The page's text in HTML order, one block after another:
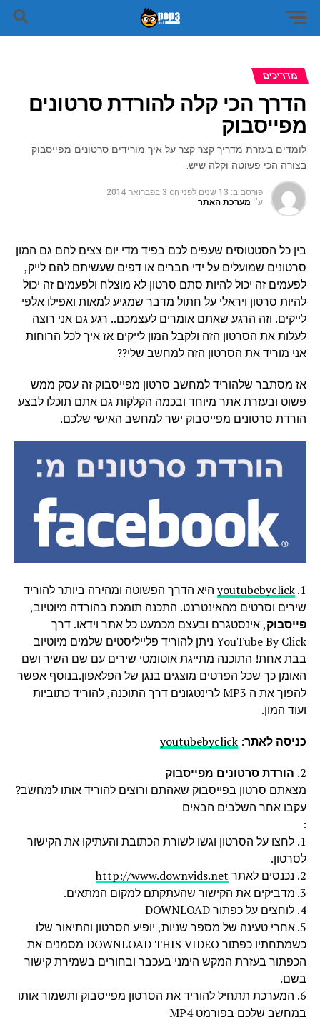
מדריכים
הדרך הכי קלה להורדת סרטונים
מפייסבוק
לומדים בעזרת מדריך קצר קצר על איך מורידים סרטונים מפייסבוק
בצורה הכי פשוטה וקלה שיש.
פורסם ב: 13 שנים לפני on 3 בפברואר 2014
ע"י מערכת האתר
בין כל הסטטוסים שעפים לכם בפיד מדי יום צצים להם גם המון
סרטונים שמועלים על ידי חברים או דפים שעשיתם להם לייק,
לפעמים זה יכול להיות סתם סרטון לא מוצלח ולפעמים זה יכול
להיות סרטון ויראלי על חתול מדבר שמגיע למאות ואפילו אלפי
לייקים. וזה הרגע שאתם אומרים לעצמכם.. רגע גם אני רוצה
לעלות את הסרטון הזה ולקבל המון לייקים אז איך לכל הרוחות
אני מוריד את הסרטון הזה למחשב שלי??
אז מסתבר שלהוריד למחשב סרטון מפייסבוק זה עסק ממש
פשוט ובעזרת אתר מיוחד ובכמה הקלקות גם אתם תוכלו לבצע
הורדת סרטונים מפייסבוק ישר למחשב האישי שלכם.
1.
youtubebyclickהיא הדרך הפשוטה ומהירה ביותר להוריד
שירים וסרטים מהאינטרנט. התכנה תומכת בהורדה מיוטיוב,
פייסבוק, אינסטגרם ובעצם מכמעט כל אתר וידאו. דרך
YouTube By Click ניתן להוריד פלייליסטים שלמים מיוטיוב
בבת אחת! התוכנה מתייגת אוטומטי שירים עם שם השיר ושם
האומן כך שכל הפרטים מוצגים בנגן של הפלאפון.בנוסף אפשר
להפוך את ה MP3 לרינטגונים דרך התוכנה, להוריד כתוביות
ועוד המון.
כניסה לאתר:
youtubebyclick
2. הורדת סרטונים מפייסבוק
מצאתם סרטון בפייסבוק שאהתם ורוצים להוריד אותו למחשב?
עקבו אחר השלבים הבאים
:
1. לחצו על הסרטון וגשו לשורת הכתובת והעתיקו את הקישור
לסרטון.
2. נכנסים לאתר
http://www.downvids.net
3. מדביקים את הקישור שהעתקתם למקום המתאים.
4. לוחצים על כפתור DOWNLOAD
5. אחרי טעינה של מספר שניות, יופיע הסרטון והתיאור שלו
כשמתחתיו כפתור DOWNLOAD THIS VIDEO מסמנים את
הכפתור בעזרת המקש הימני בעכבר ובחורים בשמירת קישור
בשם.
6. המערכת תתחיל להוריד את הסרטון מפייסבוק ותשמור אותו
במחשב שלכם בפורמט MP4